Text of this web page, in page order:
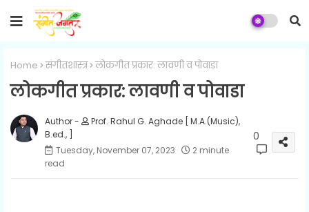
Home संगीतशास्त्र लोकगीत प्रकार: लावणी व पोवाडा
लोकगीत प्रकार: लावणी व पोवाडा
Prof. Rahul G. Aghade [ M.A.(Music),
B.ed., ]
Tuesday, November 07, 2023
2 minute
read
0